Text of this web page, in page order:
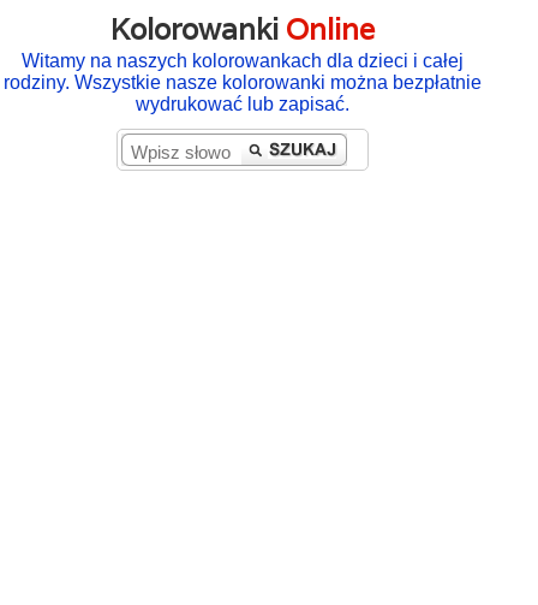
Kolorowanki Online
Witamy na naszych kolorowankach dla dzieci i całej
rodziny. Wszystkie nasze kolorowanki można bezpłatnie
wydrukować lub zapisać.